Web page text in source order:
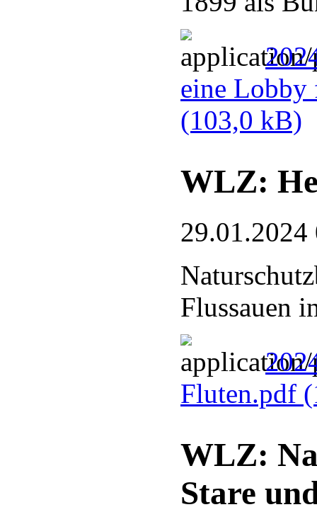
eine Lobby
(103,0 kB)
WLZ:
29.01.2024
Flussauen
Fluten.pdf
WLZ:
Stare